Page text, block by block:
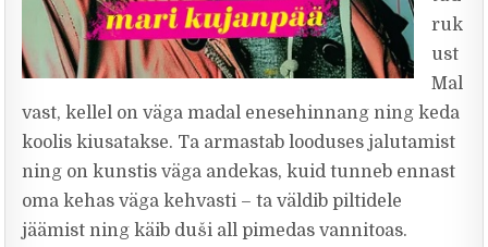
ruk
ust
Mal
vast, kellel on väga madal enesehinnang ning keda
koolis kiusatakse. Ta armastab looduses jalutamist
ning on kunstis väga andekas, kuid tunneb ennast
oma kehas väga kehvasti – ta väldib piltidele
jäämist ning käib duši all pimedas vannitoas.